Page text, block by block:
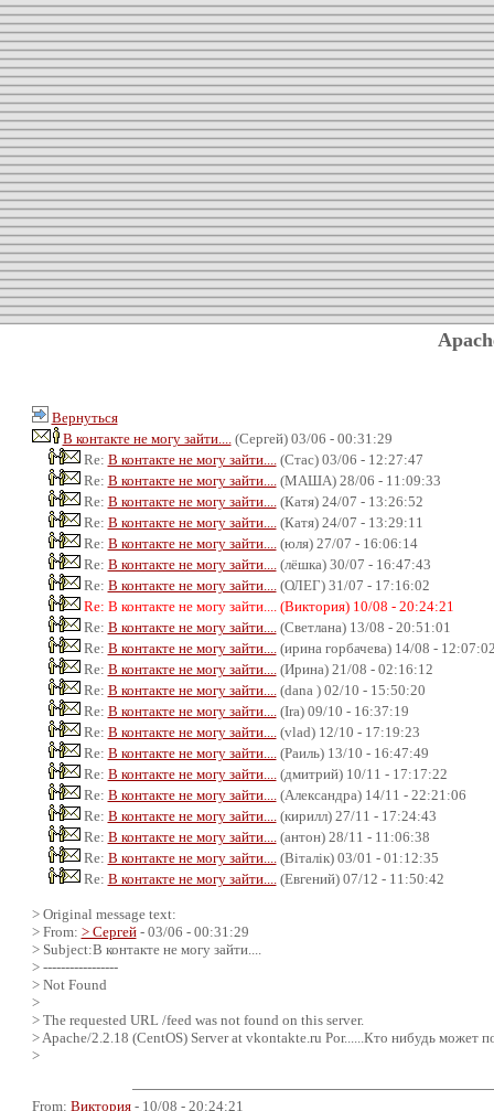
Вернуться
В контакте не могу зайти....
(Сергей) 03/06 - 00:31:29
Re: В контакте не могу зайти....
(Стас) 03/06 - 12:27:47
Re: В контакте не могу зайти....
(МАША) 28/06 - 11:09:33
Re: В контакте не могу зайти....
(Катя) 24/07 - 13:26:52
Re: В контакте не могу зайти....
(Катя) 24/07 - 13:29:11
Re: В контакте не могу зайти....
(юля) 27/07 - 16:06:14
Re: В контакте не могу зайти....
(лёшка) 30/07 - 16:47:43
Re: В контакте не могу зайти....
(ОЛЕГ) 31/07 - 17:16:02
Re: В контакте не могу зайти.... (Виктория) 10/08 - 20:24:21
Re: В контакте не могу зайти....
(Светлана) 13/08 - 20:51:01
Re: В контакте не могу зайти....
(ирина горбачева) 14/08 -
Re: В контакте не могу зайти....
(Ирина) 21/08 - 02:16:12
Re: В контакте не могу зайти....
(dana ) 02/10 - 15:50:20
Re: В контакте не могу зайти....
(Ira) 09/10 - 16:37:19
Re: В контакте не могу зайти....
(vlad) 12/10 - 17:19:23
Re: В контакте не могу зайти....
(Раиль) 13/10 - 16:47:49
Re: В контакте не могу зайти....
(дмитрий) 10/11 - 17:17:22
Re: В контакте не могу зайти....
(Александра) 14/11 - 22:21:06
Re: В контакте не могу зайти....
(кирилл) 27/11 - 17:24:43
Re: В контакте не могу зайти....
(антон) 28/11 - 11:06:38
Re: В контакте не могу зайти....
(Віталік) 03/01 - 01:12:35
Re: В контакте не могу зайти.... (Евгений) 07/12 - 11:50:42
> Original message text:
> From: > Сергей- 03/06 - 00:31:29
> Subject:В контакте не могу зайти....
> -----------------
> Not Found
>
> The requested URL /feed was not found on this server.
> Apache/2.2.18 (CentOS) Server at vkontakte.ru Por......Кто нибудь может
>
From: Виктория- 10/08 - 20:24:21